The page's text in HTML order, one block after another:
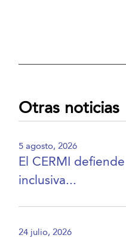
Otras noticias
5 agosto, 2026
El CERMI
inclusiva...
24 julio, 2026